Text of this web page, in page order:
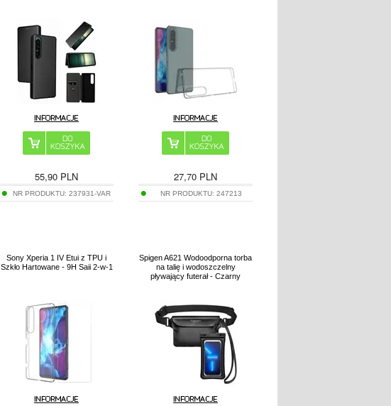
55,90 PLN
NR PRODUKTU:237931-VAR
27,70 PLN
NR PRODUKTU: 247213
Sony Xperia 1 IV Etui z TPU i
Szkło Hartowane - 9H Saii 2-w-1
Spigen A621 Wodoodporna torba
na talię i wodoszczelny
pływający futerał - Czarny